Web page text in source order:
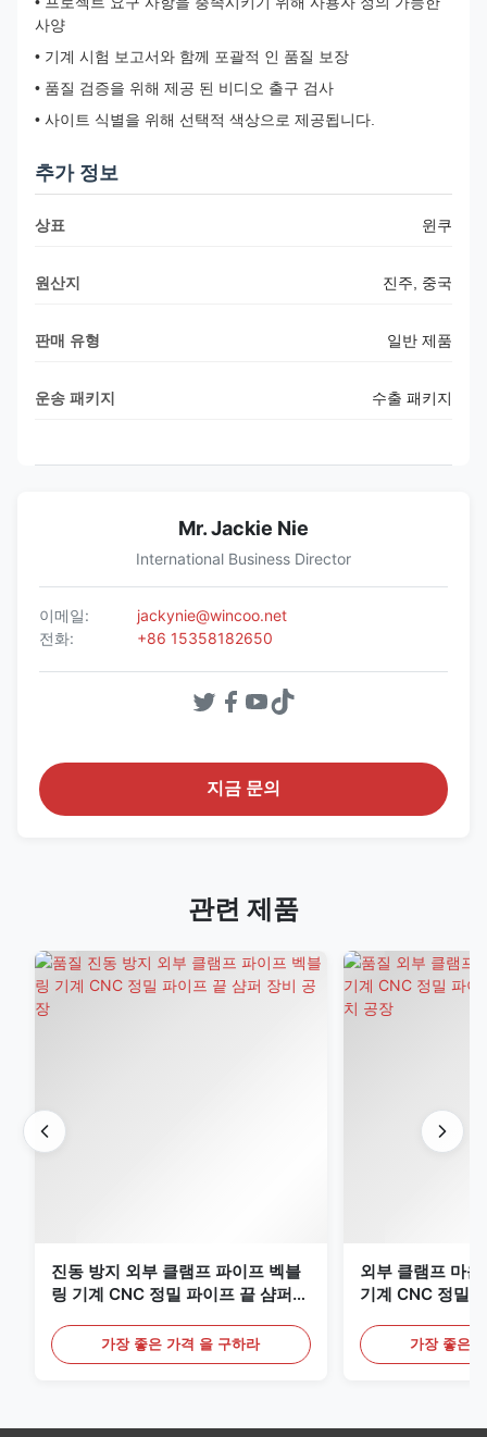
사양
• 기계 시험 보고서와 함께 포괄적 인 품질 보장
• 품질 검증을 위해 제공 된 비디오 출구 검사
• 사이트 식별을 위해 선택적 색상으로 제공됩니다.
추가 정보
상표 윈쿠
원산지 진주, 중국
판매 유형 일반 제품
운송 패키지 수출 패키지
Mr. Jackie Nie
International Business Director
이메일:
jackynie@wincoo.net
전화:
+86 15358182650
지금 문의
관련 제품
진동 방지 외부 클램프 파이프 벡블
링 기계 CNC 정밀 파이프 끝 샴퍼
가장 좋은 가격 을 구하라
외부 클램프 마
기계 CNC 정밀
가장 좋은